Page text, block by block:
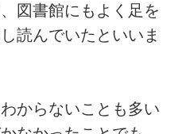
図書館にもよく足を
読んでいたといいま
からないことも多い